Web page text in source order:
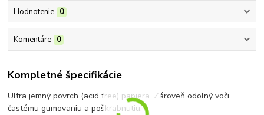
Hodnotenie 0
Komentáre 0
Kompletné špecifikácie
Ultra jemný povrch (acid free) papiera. Zároveň odolný voči
častému gumovaniu a poškrabnutiu.